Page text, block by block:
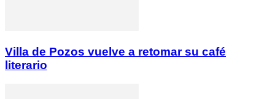
Villa de Pozos vuelve a retomar su café
literario